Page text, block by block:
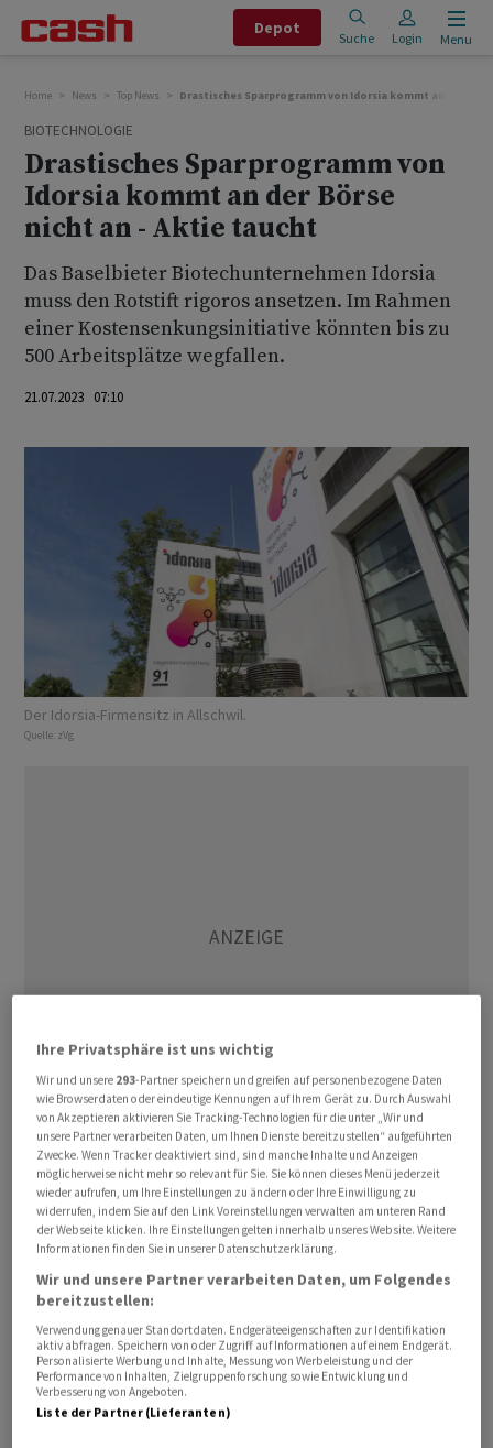
Depot
Suche Login Menu
Home News Top News Drastisches Sparprogramm von Idorsia kommt an der
BIOTECHNOLOGIE
Drastisches Sparprogramm von
Idorsia kommt an der Börse
nicht an - Aktie taucht
Das Baselbieter Biotechunternehmen Idorsia
muss den Rotstift rigoros ansetzen. Im Rahmen
einer Kostensenkungsinitiative könnten bis zu
500 Arbeitsplätze wegfallen.
21.07.2023 07:10
Der Idorsia-Firmensitz in Allschwil.
Quelle: zVg
Bis Ende des Jahres soll das Sparprogramm umgesetzt
werden. Ziel sei es, den Cash-Verbrauch am Hauptsitz in
Allschwil um etwa 50 Prozent zu senken. Anfang 2024
sollten die Massnahmen dann ihre volle Wirkung
entfalten.
Im Zuge des Programms werde das Portfolio einmal
komplett überprüft, um potenzielle Auslizenzierungen
herauszufiltern. Zudem könnten 500 Stellen vor allem
im Bereich Forschung und Entwicklung wegfallen, wie
Idorsia ankündigte. Eine Konsultation der
Ihre Privatsphäre ist uns wichtig
Wir und unsere 293-Partner speichern und greifen auf personenbezogene Daten
wie Browserdaten oder eindeutige Kennungen auf Ihrem Gerät zu. Durch Auswahl
von Akzeptieren aktivieren Sie Tracking-Technologien für die unter „Wir und
unsere Partner verarbeiten Daten, um Ihnen Dienste bereitzustellen“ aufgeführten
Zwecke. Wenn Tracker deaktiviert sind, sind manche Inhalte und Anzeigen
möglicherweise nicht mehr so relevant für Sie. Sie können dieses Menü jederzeit
wieder aufrufen, um Ihre Einstellungen zu ändern oder Ihre Einwilligung zu
widerrufen, indem Sie auf den Link Voreinstellungen verwalten am unteren Rand
der Webseite klicken. Ihre Einstellungen gelten innerhalb unseres Website. Weitere
Informationen finden Sie in unserer Datenschutzerklärung.
Wir und unsere Partner verarbeiten Daten, um Folgendes
bereitzustellen:
Verwendung genauer Standortdaten. Endgeräteeigenschaften zur Identifikation
aktiv abfragen. Speichern von oder Zugriff auf Informationen auf einem Endgerät.
Personalisierte Werbung und Inhalte, Messung von Werbeleistung und der
Performance von Inhalten, Zielgruppenforschung sowie Entwicklung und
Verbesserung von Angeboten.
Liste der Partner (Lieferanten)